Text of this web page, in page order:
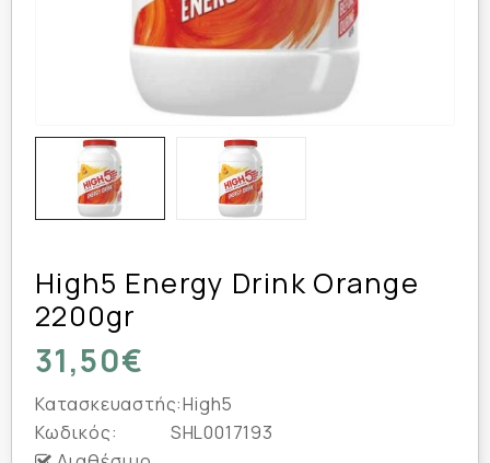
High5 Energy Drink Orange
2200gr
31,50€
Κατασκευαστής:High5
Κωδικός:
SHL0017193